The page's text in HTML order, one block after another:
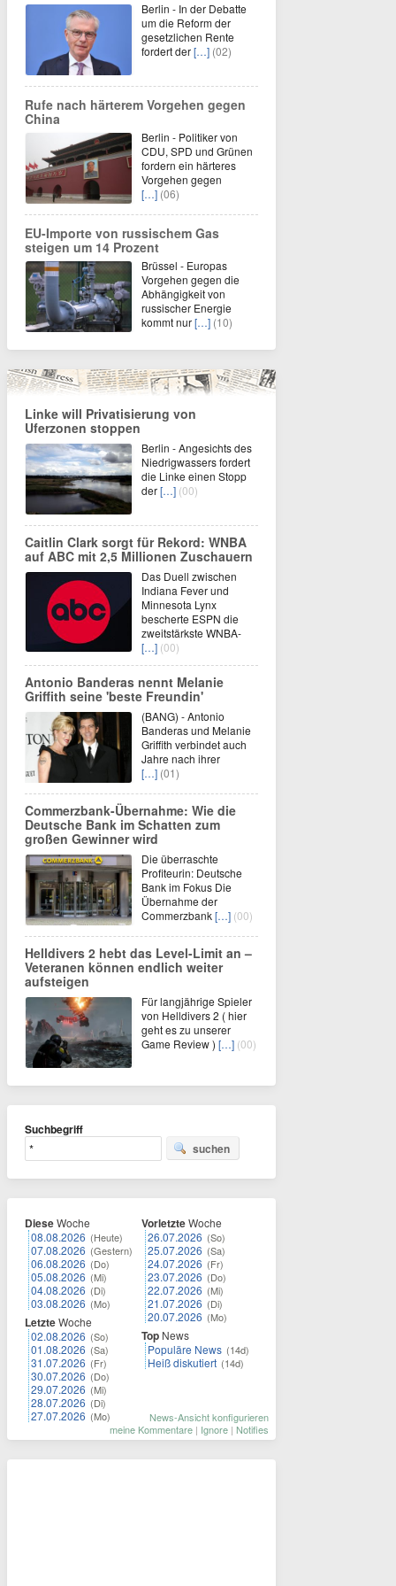
Berlin - In der Debatte
um die Reform der
gesetzlichen Rente
fordert der[…] (02)
Rufe nach härterem Vorgehen gegen
China
Berlin - Politiker von
CDU, SPD und Grünen
fordern ein härteres
Vorgehen gegen
[…] (06)
EU-Importe von russischem Gas
steigen um 14 Prozent
Brüssel - Europas
Vorgehen gegen die
Abhängigkeit von
russischer Energie
kommt nur[…] (10)
Linke will Privatisierung von
Uferzonen stoppen
Berlin - Angesichts des
Niedrigwassers fordert
die Linke einen Stopp
der[…] (00)
Caitlin Clark sorgt für Rekord: WNBA
auf ABC mit 2,5 Millionen Zuschauern
Das Duell zwischen
Indiana Fever und
Minnesota Lynx
bescherte ESPN die
zweitstärkste WNBA-
[…] (00)
Antonio Banderas nennt Melanie
Griffith seine 'beste Freundin'
(BANG) - Antonio
Banderas und Melanie
Griffith verbindet auch
Jahre nach ihrer
[…] (01)
Commerzbank-Übernahme: Wie die
Deutsche Bank im Schatten zum
großen Gewinner wird
Die überraschte
Profiteurin: Deutsche
Bank im Fokus Die
Übernahme der
Commerzbank[…] (00)
Helldivers 2 hebt das Level-Limit an –
Veteranen können endlich weiter
aufsteigen
Für langjährige Spieler
von Helldivers 2 ( hier
geht es zu unserer
Game Review ) […] (00)
Suchbegriff
suchen
DieseWoche
08.08.2026 (Heute)
07.08.2026 (Gestern)
06.08.2026 (Do)
05.08.2026 (Mi)
04.08.2026 (Di)
03.08.2026 (Mo)
LetzteWoche
02.08.2026 (So)
01.08.2026 (Sa)
31.07.2026 (Fr)
30.07.2026 (Do)
29.07.2026 (Mi)
28.07.2026 (Di)
27.07.2026 (Mo)
VorletzteWoche
26.07.2026 (So)
25.07.2026 (Sa)
24.07.2026 (Fr)
23.07.2026 (Do)
22.07.2026 (Mi)
21.07.2026 (Di)
20.07.2026 (Mo)
Top News
Populäre News (14d)
Heiß diskutiert (14d)
News-Ansicht konfigurieren
meine Kommentare | Ignore | Notifies